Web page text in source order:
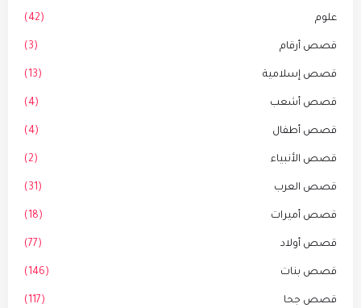
علوم (42)
قصص أرقام (3)
قصص إسلامية (13)
قصص أشعب (4)
قصص أطفال (4)
قصص الأنبياء (2)
قصص العرب (31)
قصص أميرات (18)
قصص أولاد (77)
قصص بنات (146)
قصص جحا (117)